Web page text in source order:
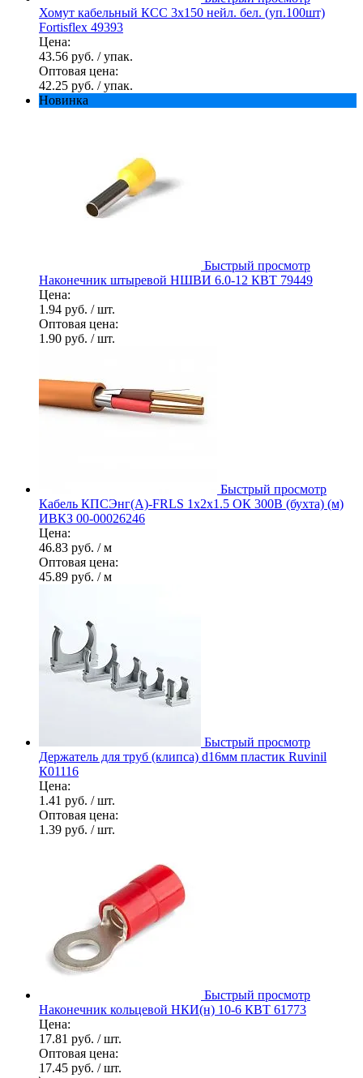
Хомут кабельный КСС 3х150 нейл. бел. (уп.100шт)
Fortisflex 49393
Цена:
43.56 руб. / упак.
Оптовая цена:
42.25 руб. / упак.
Новинка
Быстрый просмотр
Наконечник штыревой НШВИ 6.0-12 КВТ 79449
Цена:
1.94 руб. / шт.
Оптовая цена:
1.90 руб. / шт.
Быстрый просмотр
Кабель КПСЭнг(А)-FRLS 1х2х1.5 ОК 300В (бухта) (м)
ИВКЗ 00-00026246
Цена:
46.83 руб. / м
Оптовая цена:
45.89 руб. / м
Быстрый просмотр
Держатель для труб (клипса) d16мм пластик Ruvinil
К01116
Цена:
1.41 руб. / шт.
Оптовая цена:
1.39 руб. / шт.
Быстрый просмотр
Наконечник кольцевой НКИ(н) 10-6 КВТ 61773
Цена:
17.81 руб. / шт.
Оптовая цена:
17.45 руб. / шт.